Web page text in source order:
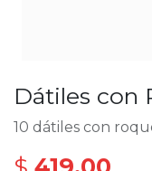
Dátiles con
10 dátiles con